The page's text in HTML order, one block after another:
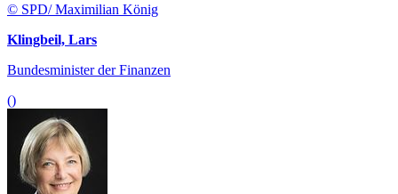
© SPD/ Maximilian König
Klingbeil, Lars
Bundesminister der Finanzen
()